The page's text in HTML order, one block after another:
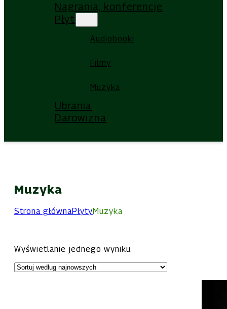
Nagrania, konferencje
Płyty
Audiobooki
Filmy
Muzyka
Ubrania
Darowizna
Muzyka
Strona głównaPłytyMuzyka
Wyświetlanie jednego wyniku